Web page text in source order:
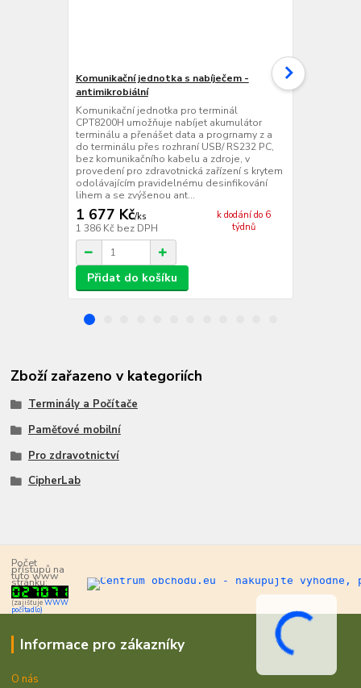
Komunikační jednotka s nabíječem -
antimikrobiální
Komunikační jednotka pro terminál
CPT8200H umožňuje nabíjet akumulátor
terminálu a přenášet data a progrnamy z a
do terminálu přes rozhraní USB/ RS232 PC,
bez komunikačního kabelu a zdroje, v
provedení pro zdravotnická zařízení s krytem
odolávajícím pravidelnému desinfikování
lihem a se zvýšenou ant...
1 677 Kč/ks
1 386 Kč bez DPH
k dodání do 6
týdnů
Přidat do košíku
Zboží zařazeno v kategoriích
Terminály a Počítače
Paměťové mobilní
Pro zdravotnictví
CipherLab
Počet
přístupů na
tuto www
stránku:
(zajišťujeWWW
počítadlo)
Informace pro zákazníky
O nás